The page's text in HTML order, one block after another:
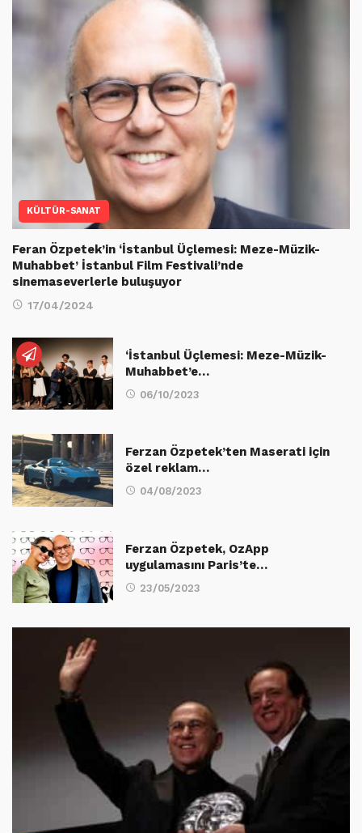
KÜLTÜR-SANAT
Feran Özpetek’in ‘İstanbul Üçlemesi: Meze-Müzik-
Muhabbet’ İstanbul Film Festivali’nde
sinemaseverlerle buluşuyor
17/04/2024
‘İstanbul Üçlemesi: Meze-Müzik-
Muhabbet’e…
06/10/2023
Ferzan Özpetek’ten Maserati için
özel reklam…
04/08/2023
Ferzan Özpetek, OzApp
uygulamasını Paris’te…
23/05/2023